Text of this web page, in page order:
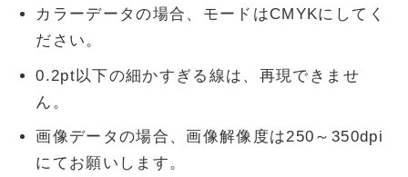
カラーデータの場合、モードはCMYKにしてく
ださい。
0.2pt以下の細かすぎる線は、再現できませ
ん。
画像データの場合、画像解像度は250～350dpi
にてお願いします。